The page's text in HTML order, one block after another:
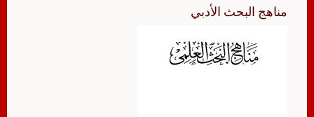
مناهج البحث الأدبي